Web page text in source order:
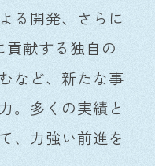
る開発、さらに
献する独自の
など、新たな事
。多くの実績と
、力強い前進を